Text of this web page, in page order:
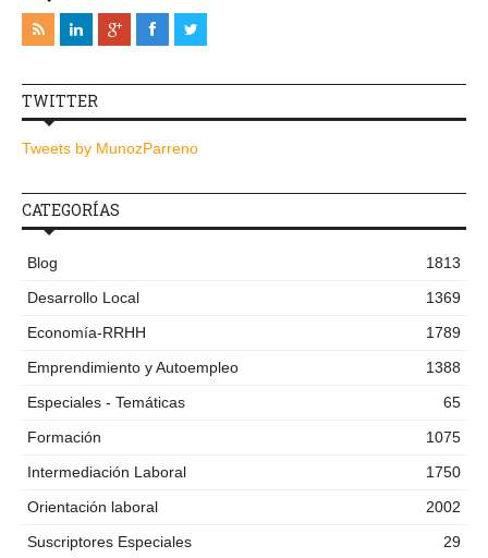
TWITTER
Tweets by MunozParreno
CATEGORÍAS
Blog
1813
Desarrollo Local
1369
Economía-RRHH
1789
Emprendimiento y Autoempleo
1388
Especiales - Temáticas
65
Formación
1075
Intermediación Laboral
1750
Orientación laboral
2002
Suscriptores Especiales
29